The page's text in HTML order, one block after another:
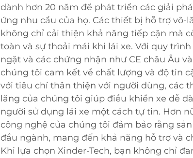
dành hơn 20 năm để phát triển các giải
ứng nhu cầu của họ. Các thiết bị hỗ trợ vô-
không chỉ cải thiện khả năng tiếp cận mà
toàn và sự thoải mái khi lái xe. Với quy
ngặt và các chứng nhận như CE châu Âu
chúng tôi cam kết về chất lượng và độ tin
với tiêu chí thân thiện với người dùng, các
lăng của chúng tôi giúp điều khiển xe dễ
người sử dụng lái xe một cách tự tin. Hơn
công nghệ của chúng tôi đảm bảo rằng
đầu ngành, mang đến khả năng hỗ trợ và
Khi lựa chọn Xinder-Tech, bạn không chỉ